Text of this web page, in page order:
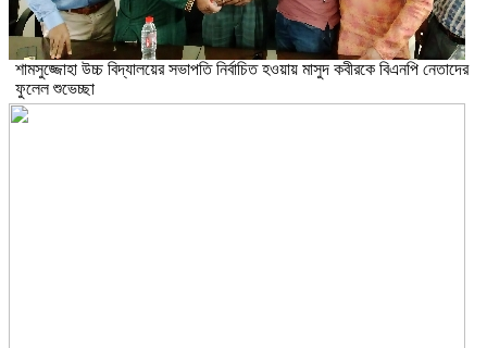
শামসুজ্জোহা উচ্চ বিদ্যালয়ের সভাপতি নির্বাচিত হওয়ায় মাসুদ কবীরকে বিএনপি নেতাদের
ফুলেল শুভেচ্ছা